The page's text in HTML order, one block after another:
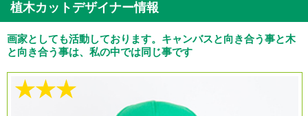
植木カットデザイナー情報
画家としても活動しております。キャンバスと向き合う事と木
と向き合う事は、私の中では同じ事です
★★★